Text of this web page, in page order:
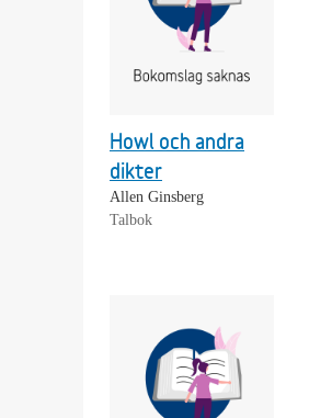
Howl och andra
dikter
Allen Ginsberg
Talbok